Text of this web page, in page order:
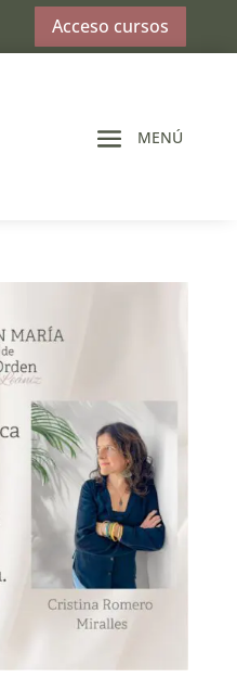
Acceso cursos